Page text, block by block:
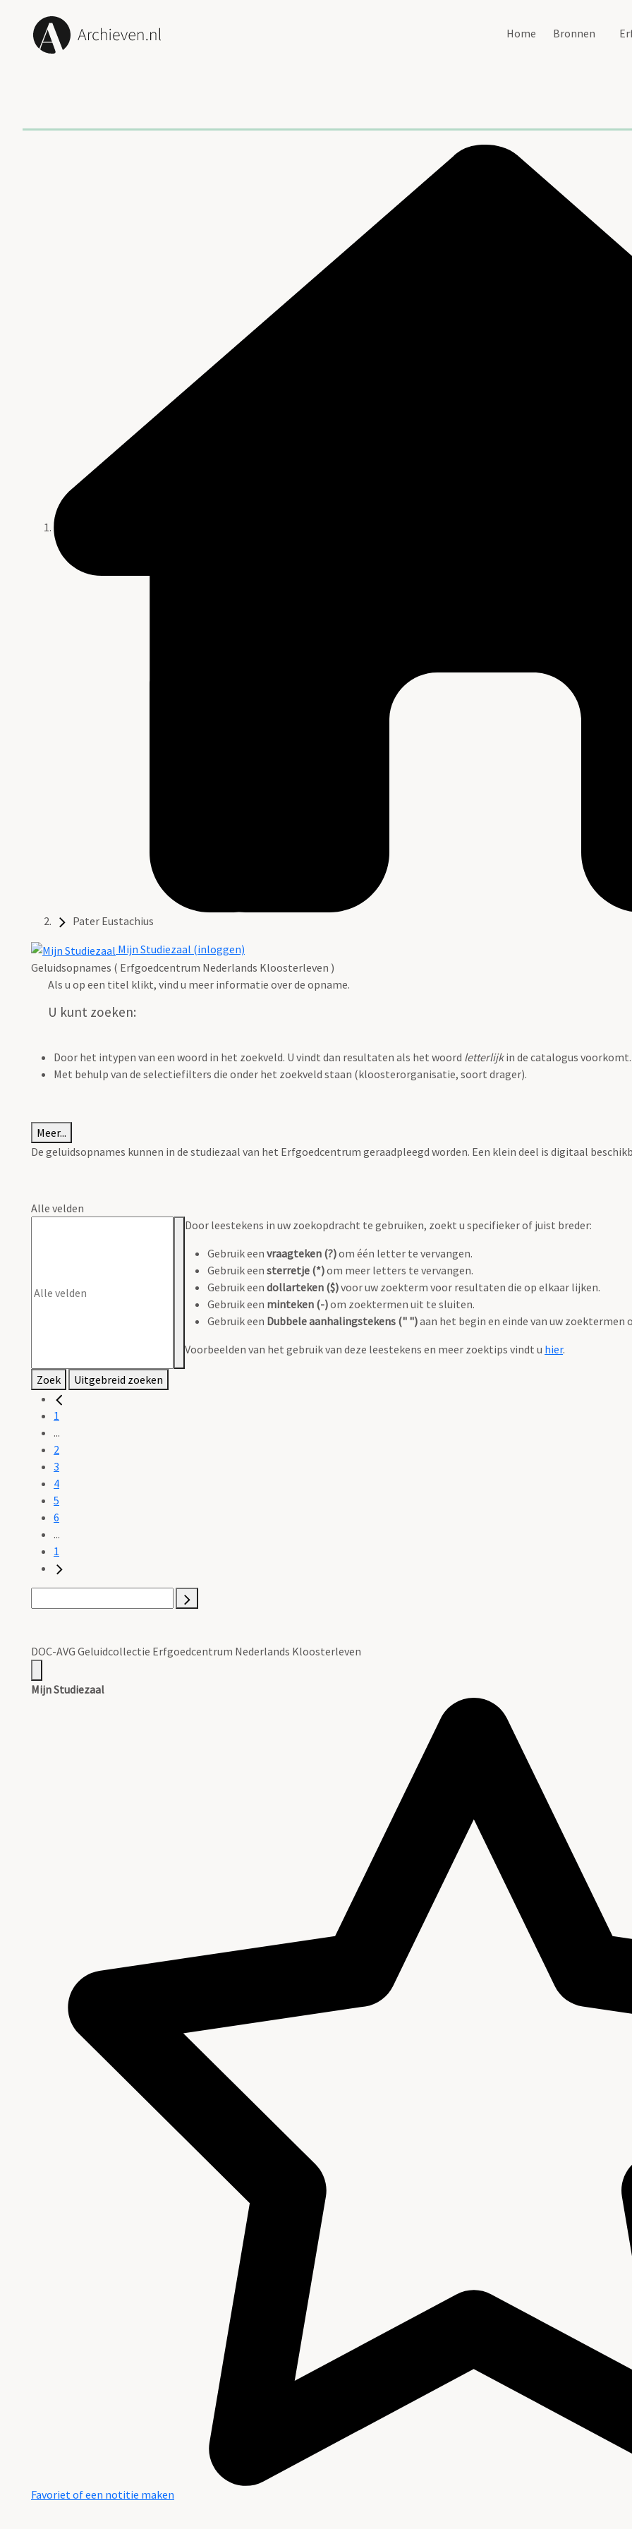
Home Bronnen
Pater Eustachius
Mijn Studiezaal (inloggen)
Geluidsopnames ( Erfgoedcentrum Nederlands Kloosterleven )
Als u op een titel klikt, vind u meer informatie over de opname.
U kunt zoeken:
Door het intypen van een woord in het zoekveld. U vindt dan resultaten als het woord letterlijkin de catalogus voorkomt.
Met behulp van de selectiefilters die onder het zoekveld staan (kloosterorganisatie, soort drager).
Meer...
De geluidsopnames kunnen in de studiezaal van het Erfgoedcentrum geraadpleegd worden. Een klein deel is digitaal
Alle velden
Door leestekens in uw zoekopdracht te gebruiken, zoekt u specifieker of juist breder:
Gebruik een vraagteken (?)om één letter te vervangen.
Gebruik een sterretje (*)om meer letters te vervangen.
Gebruik een dollarteken ($)voor uw zoekterm voor resultaten die op elkaar lijken.
Gebruik een minteken (-)om zoektermen uit te sluiten.
Gebruik een Dubbele aanhalingstekens (" ")aan het begin en einde van uw zoektermen
Voorbeelden van het gebruik van deze leestekens en meer zoektips vindt u hier.
Zoek Uitgebreid zoeken
1
...
2
3
4
5
6
...
1
DOC-AVG Geluidcollectie Erfgoedcentrum Nederlands Kloosterleven
Mijn Studiezaal
Favoriet of een notitie maken